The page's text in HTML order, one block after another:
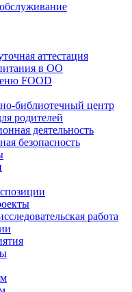
аттестация
в ОО
FOOD
библиотечный центр
родителей
деятельность
безопасность
работа